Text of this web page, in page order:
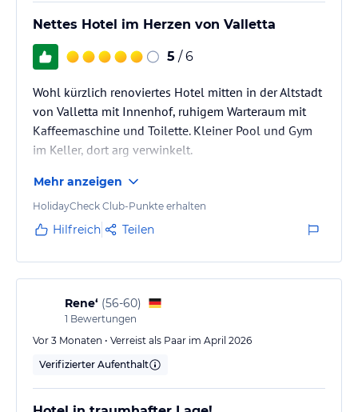
Nettes Hotel im Herzen von Valletta
5 / 6
Wohl kürzlich renoviertes Hotel mitten in der Altstadt
von Valletta mit Innenhof, ruhigem Warteraum mit
Kaffeemaschine und Toilette. Kleiner Pool und Gym
im Keller, dort arg verwinkelt.
Mehr anzeigen
HolidayCheck Club-Punkte erhalten
Hilfreich Teilen
Rene‘ (56-60)
1 Bewertungen
Vor 3 Monaten • Verreist als Paar im April 2026
Verifizierter Aufenthalt